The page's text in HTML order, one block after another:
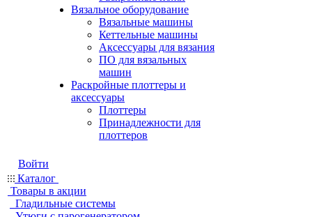
Вязальное оборудование
Вязальные машины
Кеттельные машины
Аксессуары для вязания
ПО для вязальных
машин
Раскройные плоттеры и
аксессуары
Плоттеры
Принадлежности для
плоттеров
Войти
Каталог
Товары в акции
Гладильные системы